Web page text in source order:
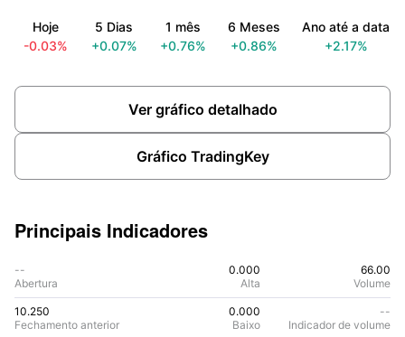
Ver gráfico detalhado
Gráfico TradingKey
Hoje
-0.03%
5 Dias
+0.07%
1 mês
+0.76%
6 Meses
+0.86%
Ano até a data
+2.17%
Principais Indicadores
--
Abertura
0.000
Alta
66.00
Volume
--
Indicador de volume
10.250
Fechamento anterior
0.000
Baixo